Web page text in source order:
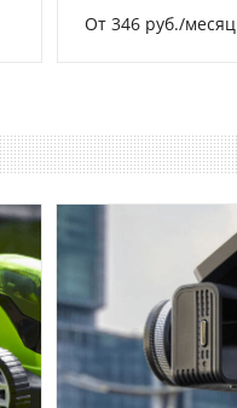
От 346 руб./месяц